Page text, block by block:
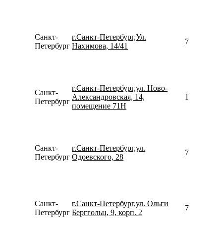
Санкт-
Петербург
г.Санкт-Петербург,Ул.
Нахимова, 14/41
Санкт-
Петербург
г.Санкт-Петербург,ул. Ново-
Александровская, 14,
помещение 71Н
Санкт-
Петербург
г.Санкт-Петербург,ул.
Одоевского, 28
Санкт-
Петербург
г.Санкт-Петербург,ул. Ольги
Берггольц, 9, корп. 2